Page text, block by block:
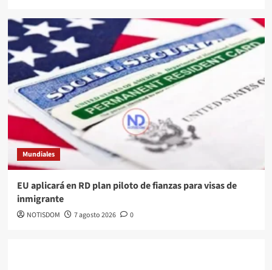
Mundiales
EU aplicará en RD plan piloto de fianzas para visas de
inmigrante
NOTISDOM 7 agosto 2026 0